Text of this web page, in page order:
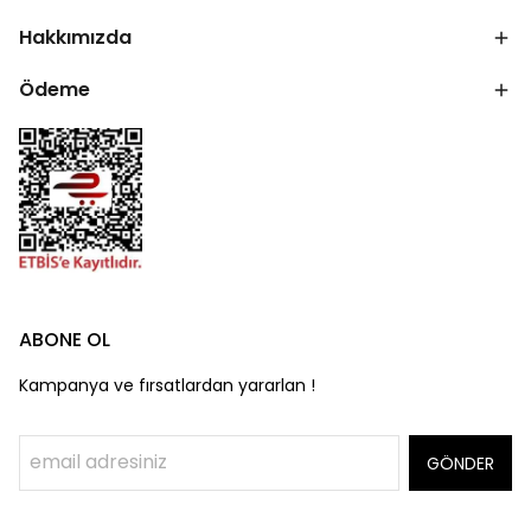
Hakkımızda
Ödeme
ABONE OL
Kampanya ve fırsatlardan yararlan !
GÖNDER